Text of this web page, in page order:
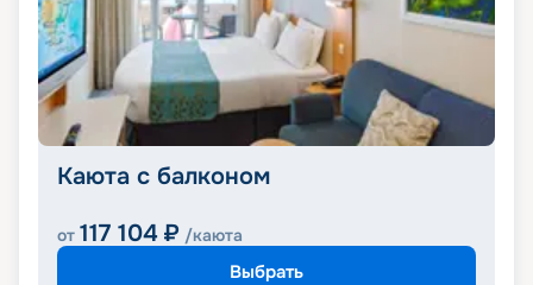
Каюта с балконом
от 117 104 ₽ /каюта
Выбрать